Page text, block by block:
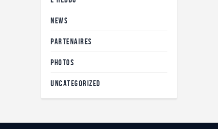
NEWS
PARTENAIRES
PHOTOS
UNCATEGORIZED